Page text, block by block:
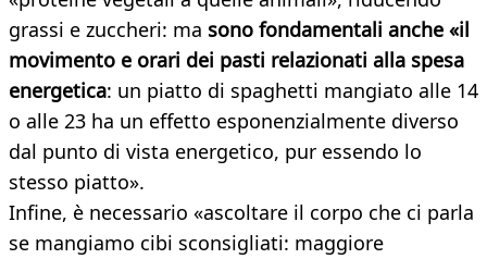
grassi e zuccheri: ma sono fondamentali anche «il
movimento e orari dei pasti relazionati alla spesa
energetica: un piatto di spaghetti mangiato alle 14
o alle 23 ha un effetto esponenzialmente diverso
dal punto di vista energetico, pur essendo lo
stesso piatto».
Infine, è necessario «ascoltare il corpo che ci parla
se mangiamo cibi sconsigliati: maggiore